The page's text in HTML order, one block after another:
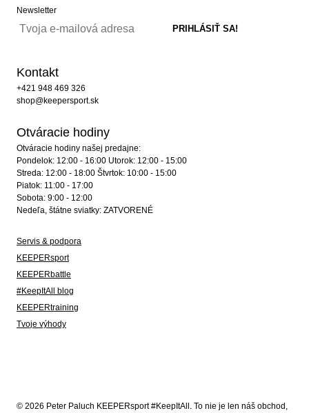
Newsletter
Kontakt
+421 948 469 326
shop@keepersport.sk
Otváracie hodiny
Otváracie hodiny našej predajne:
Pondelok: 12:00 - 16:00 Utorok: 12:00 - 15:00
Streda: 12:00 - 18:00 Štvrtok: 10:00 - 15:00
Piatok: 11:00 - 17:00
Sobota: 9:00 - 12:00
Nedeľa, štátne sviatky: ZATVORENÉ
Servis & podpora
KEEPERsport
KEEPERbattle
#KeepItAll blog
KEEPERtraining
Tvoje výhody
© 2026 Peter Paluch KEEPERsport #KeepItAll. To nie je len náš obchod,